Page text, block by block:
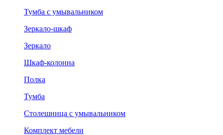
Тумба с умывальником
Зеркало-шкаф
Зеркало
Шкаф-колонна
Полка
Тумба
Столешница с умывальником
Комплект мебели